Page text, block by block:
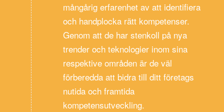
mångårig erfarenhet av att identifiera
och handplocka rätt kompetenser.
Genom att de har stenkoll på nya
trender och teknologier inom sina
respektive områden är de väl
förberedda att bidra till ditt företags
nutida och framtida
kompetensutveckling.